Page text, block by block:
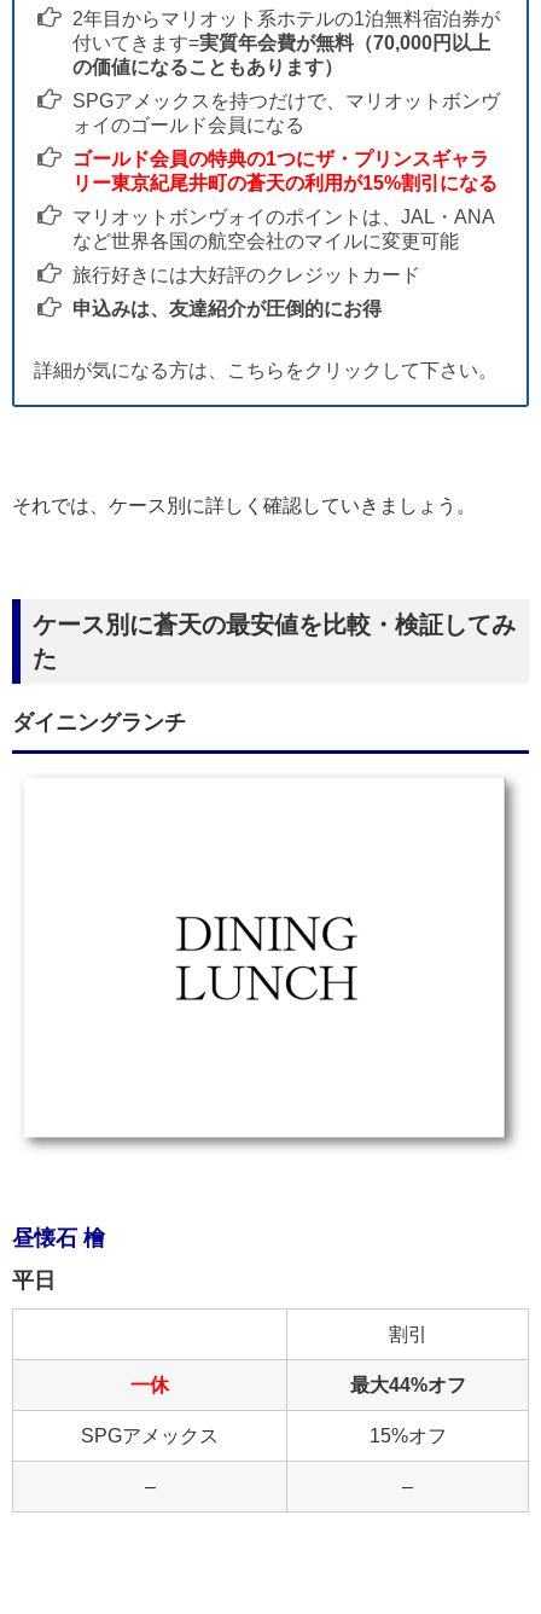
2年目からマリオット系ホテルの1泊無料宿泊券が
付いてきます=実質年会費が無料（70,000円以上
の価値になることもあります）
SPGアメックスを持つだけで、マリオットボンヴ
ォイのゴールド会員になる
ゴールド会員の特典の1つにザ・プリンスギャラ
リー東京紀尾井町の蒼天の利用が15%割引になる
マリオットボンヴォイのポイントは、JAL・ANA
など世界各国の航空会社のマイルに変更可能
旅行好きには大好評のクレジットカード
申込みは、友達紹介が圧倒的にお得
詳細が気になる方は、こちらをクリックして下さい。
それでは、ケース別に詳しく確認していきましょう。
ケース別に蒼天の最安値を比較・検証してみ
た
ダイニングランチ
昼懐石 檜
平日
割引
一休 最大44%オフ
SPGアメックス 15%オフ
– –